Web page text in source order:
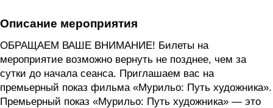
Описание мероприятия
ОБРАЩАЕМ ВАШЕ ВНИМАНИЕ! Билеты на
мероприятие возможно вернуть не позднее, чем за
сутки до начала сеанса. Приглашаем вас на
премьерный показ фильма «Мурильо: Путь художника».
Премьерный показ «Мурильо: Путь художника» — это